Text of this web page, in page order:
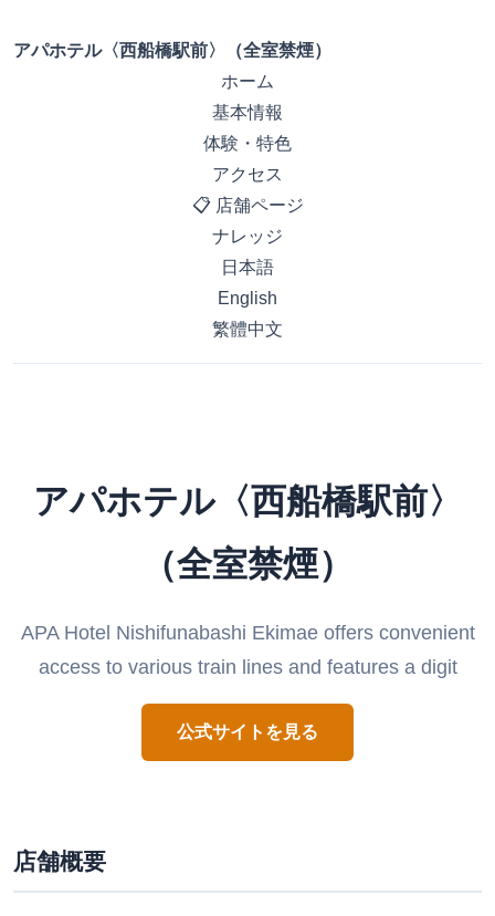
アパホテル〈西船橋駅前〉（全室禁煙）
ホーム
基本情報
体験・特色
アクセス
📋 店舗ページ
ナレッジ
日本語
English
繁體中文
アパホテル〈西船橋駅前〉
（全室禁煙）
APA Hotel Nishifunabashi Ekimae offers convenient
access to various train lines and features a digit
公式サイトを見る
店舗概要